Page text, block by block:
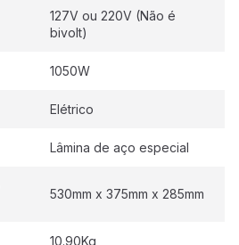
127V ou 220V (Não é
bivolt)
1050W
Elétrico
Lâmina de aço especial
530mm x 375mm x 285mm
10.90Kg